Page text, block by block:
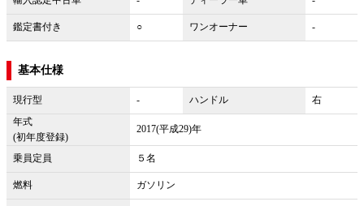
鑑定書付き ○ ワンオーナー -
基本仕様
現行型 - ハンドル
右
年式
(初年度登録)
2017(平成29)年
乗員定員 ５名
燃料 ガソリン